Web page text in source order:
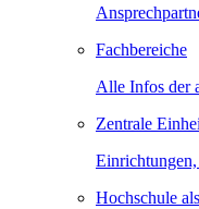
Fachbereiche
Alle Infos der
Zentrale
Hochschule